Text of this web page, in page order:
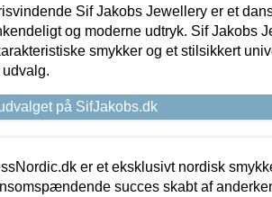
Sif Jakobs Jewellery er et
og moderne udtryk. Sif Jakobs
smykker og et stilsikkert
på SifJakobs.dk
er et eksklusivt nordisk
succes skabt af